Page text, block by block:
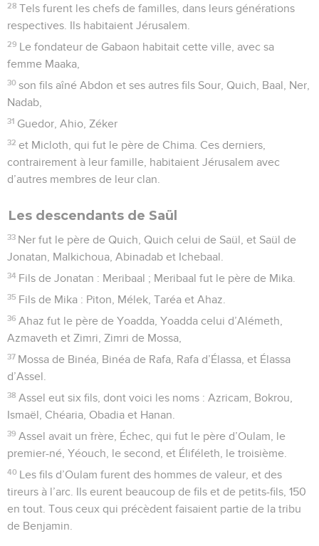
28 Tels furent les chefs de familles, dans leurs générations
respectives. Ils habitaient Jérusalem.
29 Le fondateur de Gabaon habitait cette ville, avec sa
femme Maaka,
30 son fils aîné Abdon et ses autres fils Sour, Quich, Baal, Ner,
Nadab,
31 Guedor, Ahio, Zéker
32 et Micloth, qui fut le père de Chima. Ces derniers,
contrairement à leur famille, habitaient Jérusalem avec
d’autres membres de leur clan.
Les descendants de Saül
33 Ner fut le père de Quich, Quich celui de Saül, et Saül de
Jonatan, Malkichoua, Abinadab et Ichebaal.
34 Fils de Jonatan : Meribaal ; Meribaal fut le père de Mika.
35 Fils de Mika : Piton, Mélek, Taréa et Ahaz.
36 Ahaz fut le père de Yoadda, Yoadda celui d’Alémeth,
Azmaveth et Zimri, Zimri de Mossa,
37 Mossa de Binéa, Binéa de Rafa, Rafa d’Élassa, et Élassa
d’Assel.
38 Assel eut six fils, dont voici les noms : Azricam, Bokrou,
Ismaël, Chéaria, Obadia et Hanan.
39 Assel avait un frère, Échec, qui fut le père d’Oulam, le
premier-né, Yéouch, le second, et Éliféleth, le troisième.
40 Les fils d’Oulam furent des hommes de valeur, et des
tireurs à l’arc. Ils eurent beaucoup de fils et de petits-fils, 150
en tout. Tous ceux qui précèdent faisaient partie de la tribu
de Benjamin.